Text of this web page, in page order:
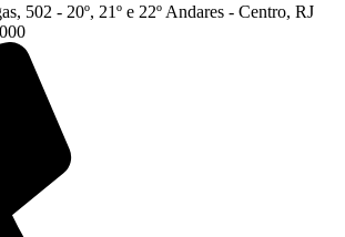
502 - 20º, 21º e 22º Andares - Centro, RJ